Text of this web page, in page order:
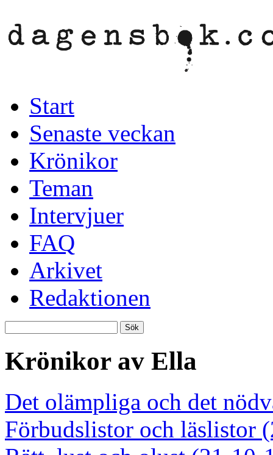
Start
Senaste veckan
Krönikor
Teman
Intervjuer
FAQ
Arkivet
Redaktionen
Krönikor av Ella
Det olämpliga och det
Förbudslistor och läslistor